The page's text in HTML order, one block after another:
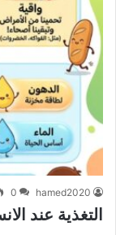
hamed2020
0
التغذية عند